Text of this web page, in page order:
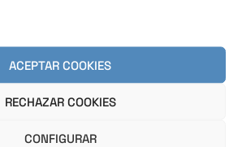
ACEPTAR COOKIES
RECHAZAR COOKIES
CONFIGURAR
IL SISTEMA DI PRENOTAZIONE
PrenotaOnLine messo a